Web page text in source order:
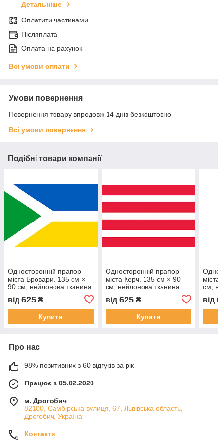
Детальніше
Оплатити частинами
Післяплата
Оплата на рахунок
Всі умови оплати
Умови повернення
Повернення товару впродовж 14 днів безкоштовно
Всі умови повернення
Подібні товари компанії
Односторонній прапор
міста Бровари, 135 см ×
90 см, нейлонова тканина
від 625 ₴
Купити
Односторонній прапор
міста Керч, 135 см × 90
см, нейлонова тканина
від 625₴
Купити
см,
від
Про нас
98% позитивних з 60 відгуків за рік
Працює з 05.02.2020
м. Дрогобич
82100, Самбірська вулиця, 67, Львівська область,
Дрогобич, Україна
Контакти